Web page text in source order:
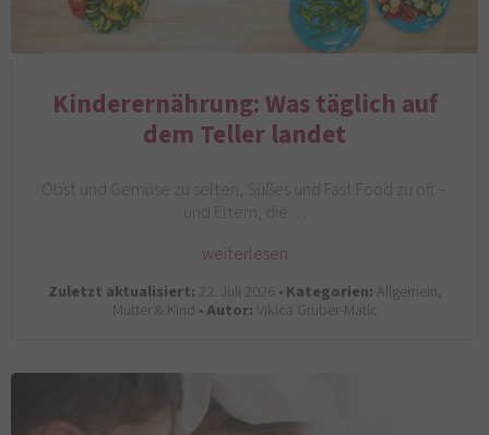
Kinderernährung: Was täglich auf
dem Teller landet
Obst und Gemüse zu selten, Süßes und Fast Food zu oft –
und Eltern, die…
weiterlesen
Zuletzt aktualisiert: 22. Juli 2026 •Kategorien: Allgemein,
Mutter & Kind •Autor:Vikica Gruber-Matic